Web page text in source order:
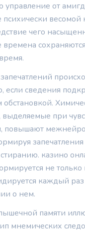
от
психически весомой
чего
времена
если сведения
обстановкой.
выделяемые при
повышают
казино
не только
каждый
о нем.
памяти
мнемических